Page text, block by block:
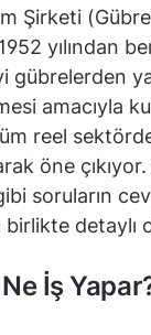
Şirketi
yılından
gübrelerden
amacıyla
reel
öne
soruların
birlikte detaylı
İş